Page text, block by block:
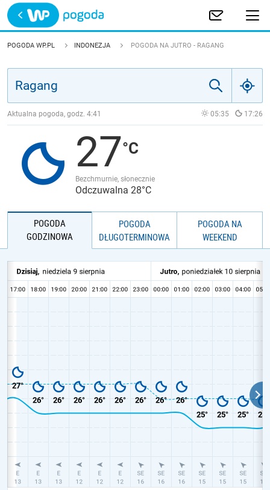
Trwa ładowanie
POLSKA
JAKOŚĆ POWIETRZA
POGODA WP.PL INDONEZJA POGODA NA JUTRO - RAGANG
Aktualna pogoda, godz. 4:41 05:35 17:26
27
Bezchmurnie, słonecznie
Odczuwalna 28°C
POGODA
GODZINOWA
POGODA
DŁUGOTERMINOWA
POGODA NA
WEEKEND